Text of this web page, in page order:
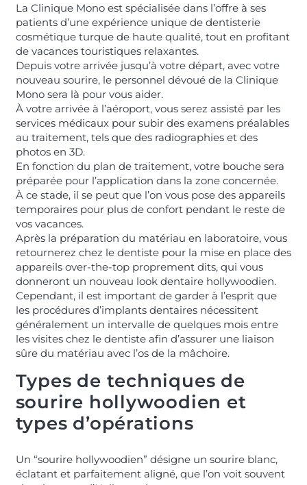
La Clinique Mono est spécialisée dans l’offre à ses
patients d’une expérience unique de dentisterie
cosmétique turque de haute qualité, tout en profitant
de vacances touristiques relaxantes.
Depuis votre arrivée jusqu’à votre départ, avec votre
nouveau sourire, le personnel dévoué de la Clinique
Mono sera là pour vous aider.
À votre arrivée à l’aéroport, vous serez assisté par les
services médicaux pour subir des examens préalables
au traitement, tels que des radiographies et des
photos en 3D.
En fonction du plan de traitement, votre bouche sera
préparée pour l’application dans la zone concernée.
À ce stade, il se peut que l’on vous pose des appareils
temporaires pour plus de confort pendant le reste de
vos vacances.
Après la préparation du matériau en laboratoire, vous
retournerez chez le dentiste pour la mise en place des
appareils over-the-top proprement dits, qui vous
donneront un nouveau look dentaire hollywoodien.
Cependant, il est important de garder à l’esprit que
les procédures d’implants dentaires nécessitent
généralement un intervalle de quelques mois entre
les visites chez le dentiste afin d’assurer une liaison
sûre du matériau avec l’os de la mâchoire.
Types de techniques de
sourire hollywoodien et
types d’opérations
Un “sourire hollywoodien” désigne un sourire blanc,
éclatant et parfaitement aligné, que l’on voit souvent